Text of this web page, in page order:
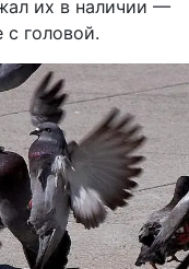
их в наличии —
с головой.